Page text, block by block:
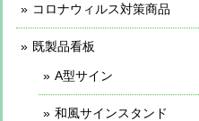
コロナウィルス対策商品
既製品看板
A型サイン
和風サインスタンド